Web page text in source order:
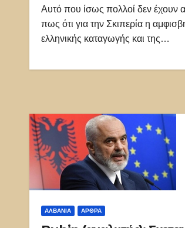
Αυτό που ίσως πολλοί δεν έχουν
πως ότι για την Σκιπερία η
ελληνικής καταγωγής και της…
ΑΛΒΑΝΊΑ ΑΡΘΡΑ